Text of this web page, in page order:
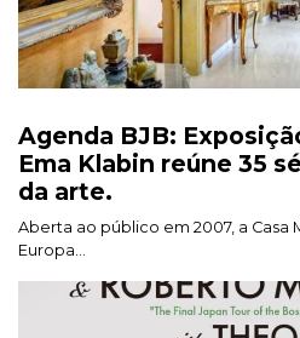
Agenda BJB:
Ema Klabin reúne 35
da arte.
Aberta ao público em 2007, a Casa
Europa...